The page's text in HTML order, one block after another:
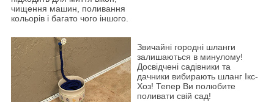
чищення машин, поливання
кольорів і багато чого іншого.
Звичайні городні шланги
залишаються в минулому!
Досвідчені садівники та
дачники вибирають шланг Ікс-
Хоз! Тепер Ви полюбите
поливати свій сад!